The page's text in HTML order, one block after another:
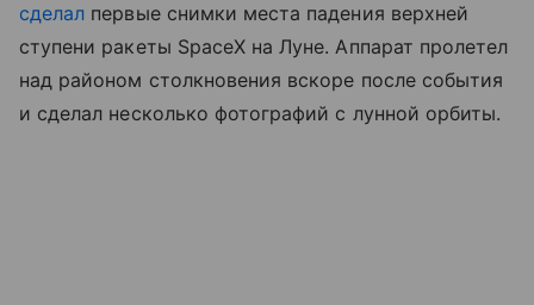
сделал первые снимки места падения верхней
ступени ракеты SpaceX на Луне. Аппарат пролетел
над районом столкновения вскоре после события
и сделал несколько фотографий с лунной орбиты.